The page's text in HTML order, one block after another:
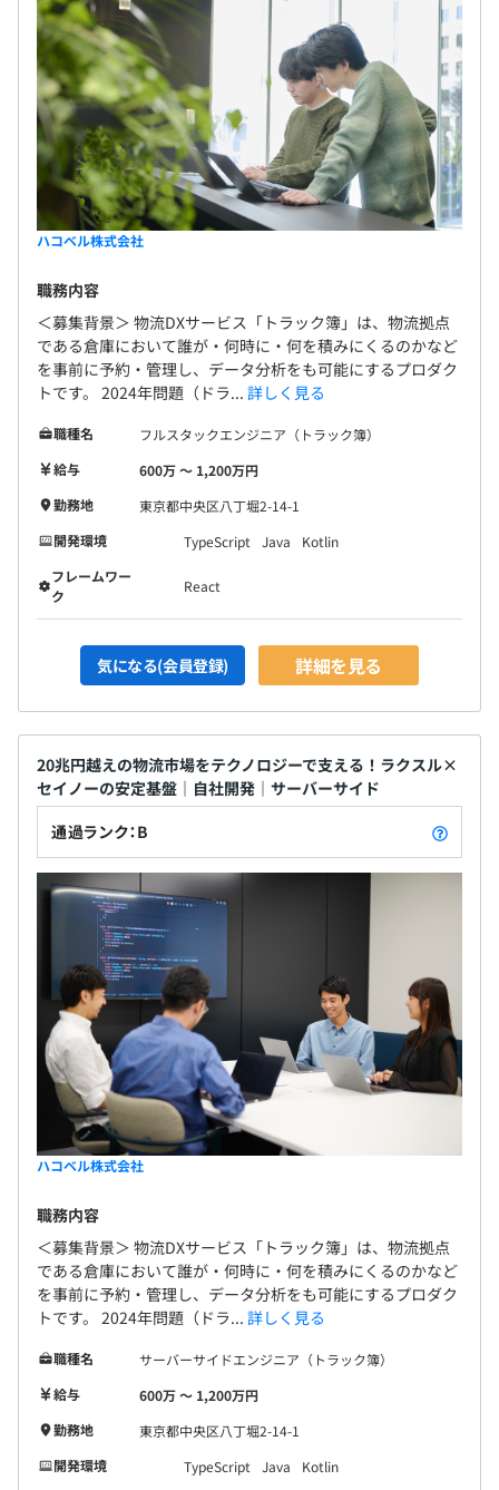
ハコベル株式会社
職務内容
＜募集背景＞ 物流DXサービス「トラック簿」は、物流拠点
である倉庫において誰が・何時に・何を積みにくるのかなど
を事前に予約・管理し、データ分析をも可能にするプロダク
トです。 2024年問題（ドラ... 詳しく見る
職種名
フルスタックエンジニア（トラック簿）
給与
600万 〜 1,200万円
勤務地
東京都中央区八丁堀2-14-1
開発環境
TypeScript Java
Kotlin
フレームワー
ク
React
気になる(会員登録) 詳細を見る
20兆円越えの物流市場をテクノロジーで支える！ラクスル×
セイノーの安定基盤｜自社開発｜サーバーサイド
通過ランク：B
ハコベル株式会社
職務内容
＜募集背景＞ 物流DXサービス「トラック簿」は、物流拠点
である倉庫において誰が・何時に・何を積みにくるのかなど
を事前に予約・管理し、データ分析をも可能にするプロダク
トです。 2024年問題（ドラ... 詳しく見る
職種名
サーバーサイドエンジニア（トラック簿）
給与
600万 〜 1,200万円
勤務地
東京都中央区八丁堀2-14-1
開発環境
TypeScript Java
Kotlin